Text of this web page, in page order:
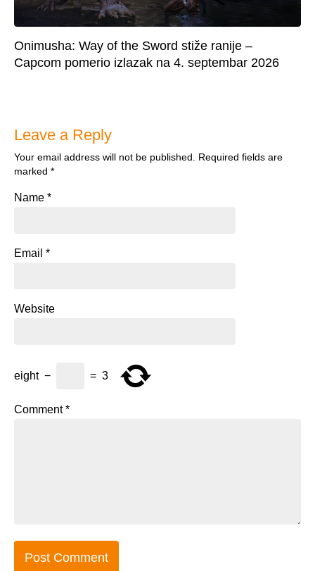
Onimusha: Way of the Sword stiže ranije –
Capcom pomerio izlazak na 4. septembar 2026
Leave a Reply
Your email address will not be published. Required fields are
marked *
Name *
Email *
Website
eight − = 3
Comment*